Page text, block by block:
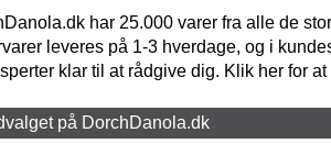
har 25.000 varer fra alle de
leveres på 1-3 hverdage, og i
klar til at rådgive dig. Klik her for
på DorchDanola.dk